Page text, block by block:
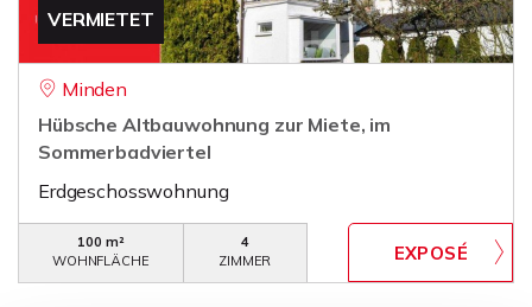
VERMIETET
Minden
Hübsche Altbauwohnung zur Miete, im
Sommerbadviertel
Erdgeschosswohnung
100 m²
WOHNFLÄCHE
4
ZIMMER